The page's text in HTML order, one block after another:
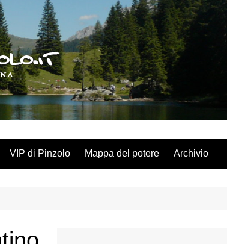
VIP di Pinzolo Mappa del potere Archivio